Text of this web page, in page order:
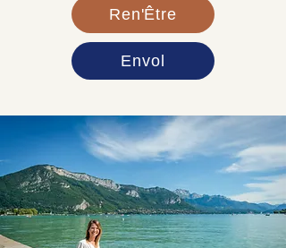
Ren'Être
Envol